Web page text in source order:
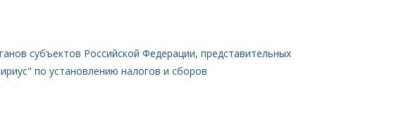
субъектов Российской Федерации, представительных
по установлению налогов и сборов